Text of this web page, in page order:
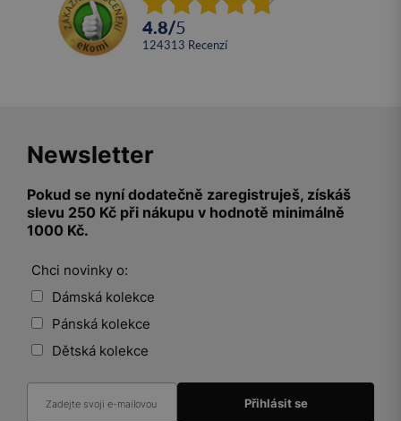
4.8/5
124313 recenzí
Newsletter
Pokud se nyní dodatečně zaregistruješ, získáš
slevu 250 Kč při nákupu v hodnotě minimálně
1000 Kč.
Chci novinky o:
Dámská kolekce
Pánská kolekce
Dětská kolekce